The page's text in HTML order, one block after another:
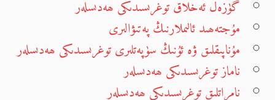
گۈزەل ئەخلاق توغرىسىدىكى ھەدىسلەر
مۇجتەھىد ئالىملارنىڭ پەتىۋالىرى
مۇناپىقلىق ۋە ئۇنىڭ سۈپەتلىرى توغرىسىدىكى ھەدىسلەر
ناماز توغرىسىدىكى ھەدىسلەر
نامراتلىق توغرىسىدىكى ھەدىسلەر